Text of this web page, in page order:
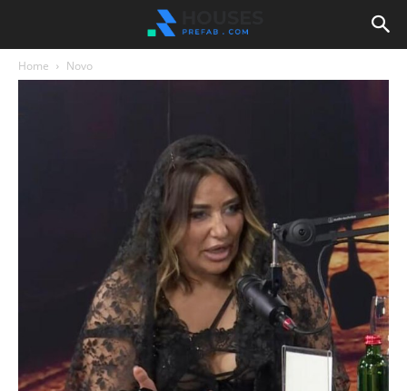
Home Novo